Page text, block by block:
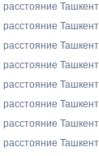
расстояние
расстояние
расстояние
расстояние
расстояние
расстояние
расстояние
расстояние